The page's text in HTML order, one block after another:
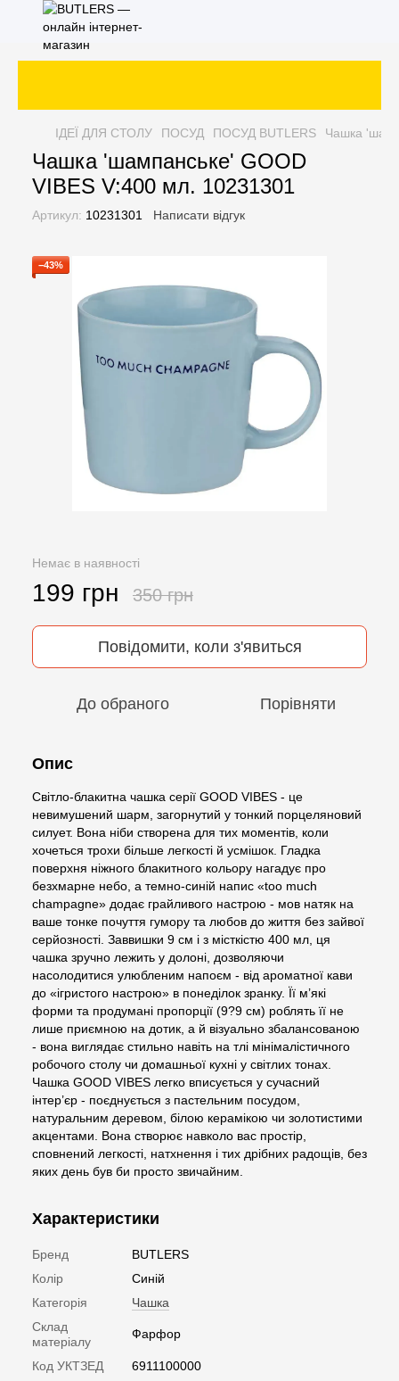
ІДЕЇ ДЛЯ СТОЛУ ПОСУД ПОСУД BUTLERS Чашка
Чашка 'шампанське' GOOD
VIBES V:400 мл. 10231301
Артикул: 10231301 Написати відгук
−43%
Немає в наявності
199 грн 350 грн
Повідомити, коли з'явиться
До обраного Порівняти
Опис
Світло-блакитна чашка серії GOOD VIBES - це
невимушений шарм, загорнутий у тонкий порцеляновий
силует. Вона ніби створена для тих моментів, коли
хочеться трохи більше легкості й усмішок. Гладка
поверхня ніжного блакитного кольору нагадує про
безхмарне небо, а темно-синій напис «too much
champagne» додає грайливого настрою - мов натяк на
ваше тонке почуття гумору та любов до життя без зайвої
серйозності. Заввишки 9 см і з місткістю 400 мл, ця
чашка зручно лежить у долоні, дозволяючи
насолодитися улюбленим напоєм - від ароматної кави
до «ігристого настрою» в понеділок зранку. Її м’які
форми та продумані пропорції (9?9 см) роблять її не
лише приємною на дотик, а й візуально збалансованою
- вона виглядає стильно навіть на тлі мінімалістичного
робочого столу чи домашньої кухні у світлих тонах.
Чашка GOOD VIBES легко вписується у сучасний
інтер’єр - поєднується з пастельним посудом,
натуральним деревом, білою керамікою чи золотистими
акцентами. Вона створює навколо вас простір,
сповнений легкості, натхнення і тих дрібних радощів, без
яких день був би просто звичайним.
Характеристики
Бренд
BUTLERS
Колір
Синій
Категорія
Чашка
Склад
матеріалу
Фарфор
Код УКТЗЕД
6911100000